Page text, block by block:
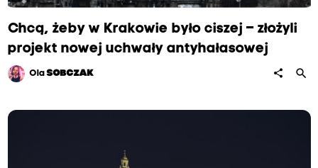
Chcą, żeby w Krakowie było ciszej – złożyli
projekt nowej uchwały antyhałasowej
OlaSOBCZAK share search